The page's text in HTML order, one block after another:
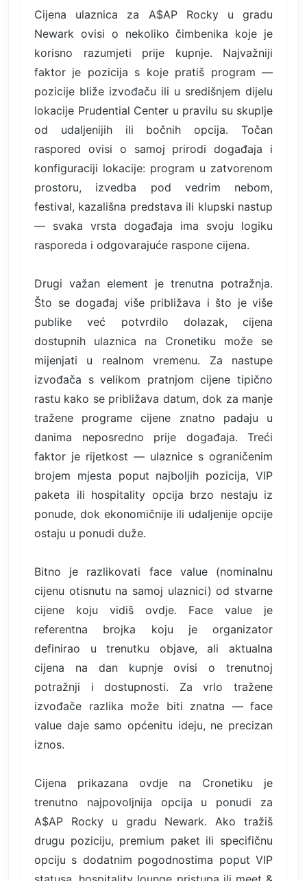
Cijena ulaznica za A$AP Rocky u gradu
Newark ovisi o nekoliko čimbenika koje je
korisno razumjeti prije kupnje. Najvažniji
faktor je pozicija s koje pratiš program —
pozicije bliže izvođaču ili u središnjem dijelu
lokacije Prudential Center u pravilu su skuplje
od udaljenijih ili bočnih opcija. Točan
raspored ovisi o samoj prirodi događaja i
konfiguraciji lokacije: program u zatvorenom
prostoru, izvedba pod vedrim nebom,
festival, kazališna predstava ili klupski nastup
— svaka vrsta događaja ima svoju logiku
rasporeda i odgovarajuće raspone cijena.
Drugi važan element je trenutna potražnja.
Što se događaj više približava i što je više
publike već potvrdilo dolazak, cijena
dostupnih ulaznica na Cronetiku može se
mijenjati u realnom vremenu. Za nastupe
izvođača s velikom pratnjom cijene tipično
rastu kako se približava datum, dok za manje
tražene programe cijene znatno padaju u
danima neposredno prije događaja. Treći
faktor je rijetkost — ulaznice s ograničenim
brojem mjesta poput najboljih pozicija, VIP
paketa ili hospitality opcija brzo nestaju iz
ponude, dok ekonomičnije ili udaljenije opcije
ostaju u ponudi duže.
Bitno je razlikovati face value (nominalnu
cijenu otisnutu na samoj ulaznici) od stvarne
cijene koju vidiš ovdje. Face value je
referentna brojka koju je organizator
definirao u trenutku objave, ali aktualna
cijena na dan kupnje ovisi o trenutnoj
potražnji i dostupnosti. Za vrlo tražene
izvođače razlika može biti znatna — face
value daje samo općenitu ideju, ne precizan
iznos.
Cijena prikazana ovdje na Cronetiku je
trenutno najpovoljnija opcija u ponudi za
A$AP Rocky u gradu Newark. Ako tražiš
drugu poziciju, premium paket ili specifičnu
opciju s dodatnim pogodnostima poput VIP